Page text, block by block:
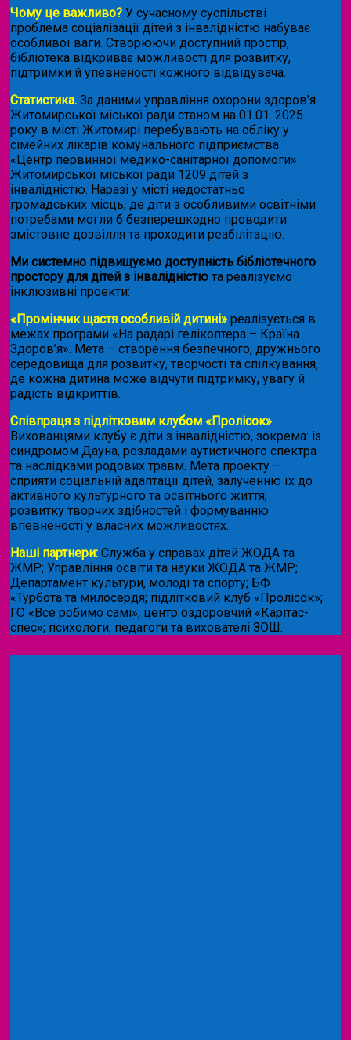
Чому це важливо? У сучасному суспільстві
проблема соціалізації дітей з інвалідністю набуває
особливої ваги. Створюючи доступний простір,
бібліотека відкриває можливості для розвитку,
підтримки й упевненості кожного відвідувача.
Статистика. За даними управління охорони здоров’я
Житомирської міської ради станом на 01.01. 2025
року в місті Житомирі перебувають на обліку у
сімейних лікарів комунального підприємства
«Центр первинної медико-санітарної допомоги»
Житомирської міської ради 1209 дітей з
інвалідністю. Наразі у місті недостатньо
громадських місць, де діти з особливими освітніми
потребами могли б безперешкодно проводити
змістовне дозвілля та проходити реабілітацію.
Ми системно підвищуємо доступність бібліотечного
простору для дітей з інвалідністю та реалізуємо
інклюзивні проекти:
«Промінчик щастя особливій дитині» реалізується в
межах програми «На радарі гелікоптера – Країна
Здоров’я». Мета – створення безпечного, дружнього
середовища для розвитку, творчості та спілкування,
де кожна дитина може відчути підтримку, увагу й
радість відкриттів.
Співпраця з підлітковим клубом «Пролісок».
Вихованцями клубу є діти з інвалідністю, зокрема: із
синдромом Дауна, розладами аутистичного спектра
та наслідками родових травм. Мета проекту –
сприяти соціальній адаптації дітей, залученню їх до
активного культурного та освітнього життя,
розвитку творчих здібностей і формуванню
впевненості у власних можливостях.
Наші партнери: Служба у справах дітей ЖОДА та
ЖМР; Управління освіти та науки ЖОДА та ЖМР;
Департамент культури, молоді та спорту; БФ
«Турбота та милосердя; підлітковий клуб «Пролісок»;
ГО «Все робимо самі»; центр оздоровчий «Карітас-
спес»; психологи, педагоги та вихователі ЗОШ.